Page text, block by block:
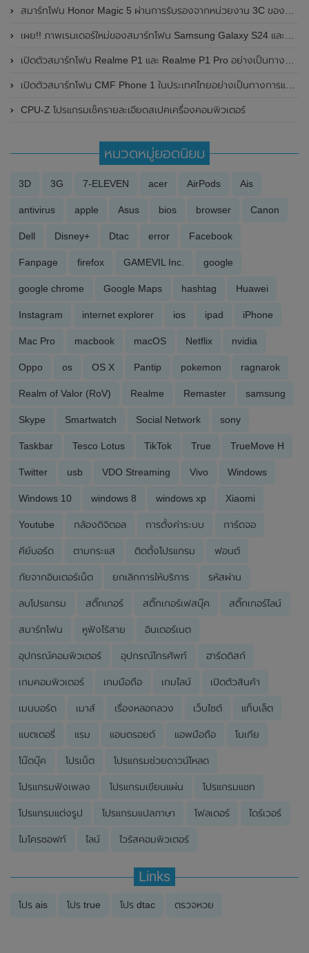
สมาร์ทโฟน Honor Magic 5 ผ่านการรับรองจากหน่วยงาน 3C ของประเทศจีนแล้ว มาพร้อมรองรับการชาร์จไวที่ 66W
เผย!! ภาพเรนเดอร์ใหม่ของสมาร์ทโฟน Samsung Galaxy S24 และSamsung Galaxy S24+ โชว์ดีไซน์กรอบด้านข้างตัวเครื่องแบบ Flat แบนราบมากขึ้น
เปิดตัวสมาร์ทโฟน Realme P1 และ Realme P1 Pro อย่างเป็นทางการแล้ว มาพร้อมหน้าจอแสดงผล OLED / 120Hz , กล้องหลังความละเอียด 50MP และแบตเตอรี่ 5,000mAh พร้อมการชาร์จไวที่ 45W
เปิดตัวสมาร์ทโฟน CMF Phone 1 ในประเทศไทยอย่างเป็นทางการแล้ว ในราคาเริ่มต้นที่ 9,499 บาท
CPU-Z โปรแกรมเช็ครายละเอียดสเปคเครื่องคอมพิวเตอร์
หมวดหมู่ยอดนิยม
3D 3G 7-ELEVEN acer AirPods Ais
antivirus apple Asus bios browser Canon
Dell Disney+ Dtac error Facebook
Fanpage firefox GAMEVIL Inc. google
google chrome Google Maps hashtag Huawei
Instagram internet explorer ios ipad iPhone
Mac Pro macbook macOS Netflix nvidia
Oppo os OS X Pantip pokemon ragnarok
Realm of Valor (RoV) Realme Remaster samsung
Skype Smartwatch Social Network sony
Taskbar Tesco Lotus TikTok True TrueMove H
Twitter usb VDO Streaming Vivo Windows
Windows 10 windows 8 windows xp Xiaomi
Youtube กล้องดิจิตอล การตั้งค่าระบบ การ์ดจอ
คีย์บอร์ด ตามกระแส ติดตั้งโปรแกรม ฟอนต์
ภัยจากอินเตอร์เน็ต ยกเลิกการให้บริการ รหัสผ่าน
ลบโปรแกรม สติ๊กเกอร์ สติ๊กเกอร์เฟสบุ๊ค สติ๊กเกอร์ไลน์
สมาร์ทโฟน หูฟังไร้สาย อินเตอร์เนต
อุปกรณ์คอมพิวเตอร์ อุปกรณ์โทรศัพท์ ฮาร์ดดิสก์
เกมคอมพิวเตอร์ เกมมือถือ เกมไลน์ เปิดตัวสินค้า
เมนบอร์ด เมาส์ เรื่องหลอกลวง เว็บไซต์ แท็บเล็ต
แบตเตอรี่ แรม แอนดรอยด์ แอพมือถือ โนเกีย
โน๊ตบุ๊ค โปรเน็ต โปรแกรมช่วยดาวน์โหลด
โปรแกรมฟังเพลง โปรแกรมเขียนแผ่น โปรแกรมแชท
โปรแกรมแต่งรูป โปรแกรมแปลภาษา โฟลเดอร์ ไดร์เวอร์
ไมโครซอฟท์ ไลน์ ไวรัสคอมพิวเตอร์
Links
โปร ais โปร true โปร dtac ตรวจหวย